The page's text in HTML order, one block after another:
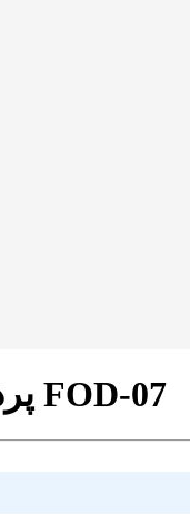
پرده زبرا پلیسه تصویری طرح مرغ بریونی کد FOD-07